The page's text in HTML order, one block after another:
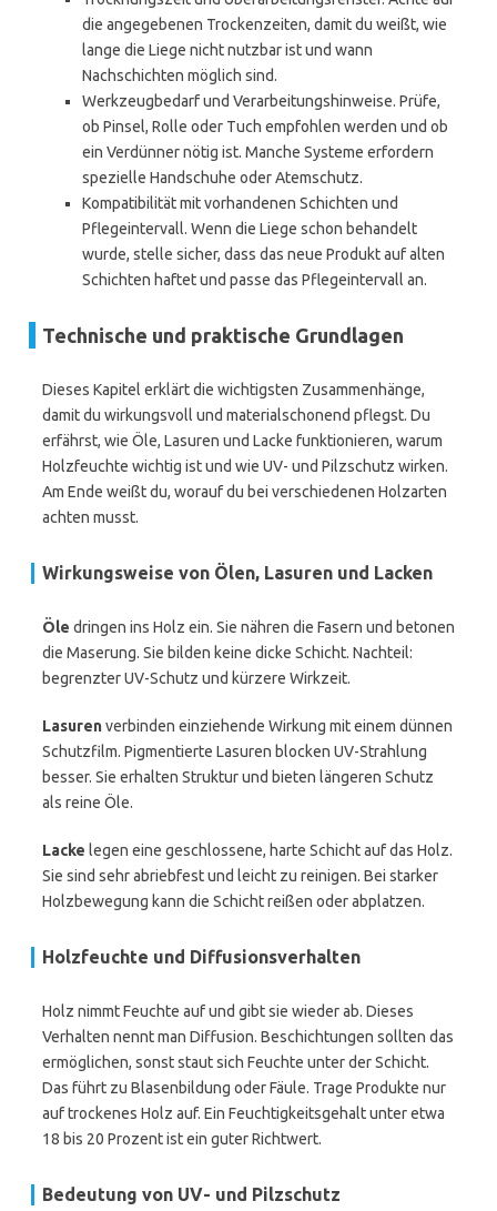
die angegebenen Trockenzeiten, damit du weißt, wie
lange die Liege nicht nutzbar ist und wann
Nachschichten möglich sind.
Werkzeugbedarf und Verarbeitungshinweise. Prüfe,
ob Pinsel, Rolle oder Tuch empfohlen werden und ob
ein Verdünner nötig ist. Manche Systeme erfordern
spezielle Handschuhe oder Atemschutz.
Kompatibilität mit vorhandenen Schichten und
Pflegeintervall. Wenn die Liege schon behandelt
wurde, stelle sicher, dass das neue Produkt auf alten
Schichten haftet und passe das Pflegeintervall an.
Technische und praktische Grundlagen
Dieses Kapitel erklärt die wichtigsten Zusammenhänge,
damit du wirkungsvoll und materialschonend pflegst. Du
erfährst, wie Öle, Lasuren und Lacke funktionieren, warum
Holzfeuchte wichtig ist und wie UV- und Pilzschutz wirken.
Am Ende weißt du, worauf du bei verschiedenen Holzarten
achten musst.
Wirkungsweise von Ölen, Lasuren und Lacken
Öle dringen ins Holz ein. Sie nähren die Fasern und betonen
die Maserung. Sie bilden keine dicke Schicht. Nachteil:
begrenzter UV-Schutz und kürzere Wirkzeit.
Lasurenverbinden einziehende Wirkung mit einem dünnen
Schutzfilm. Pigmentierte Lasuren blocken UV-Strahlung
besser. Sie erhalten Struktur und bieten längeren Schutz
als reine Öle.
Lacke legen eine geschlossene, harte Schicht auf das Holz.
Sie sind sehr abriebfest und leicht zu reinigen. Bei starker
Holzbewegung kann die Schicht reißen oder abplatzen.
Holzfeuchte und Diffusionsverhalten
Holz nimmt Feuchte auf und gibt sie wieder ab. Dieses
Verhalten nennt man Diffusion. Beschichtungen sollten das
ermöglichen, sonst staut sich Feuchte unter der Schicht.
Das führt zu Blasenbildung oder Fäule. Trage Produkte nur
auf trockenes Holz auf. Ein Feuchtigkeitsgehalt unter etwa
18 bis 20 Prozent ist ein guter Richtwert.
Bedeutung von UV- und Pilzschutz